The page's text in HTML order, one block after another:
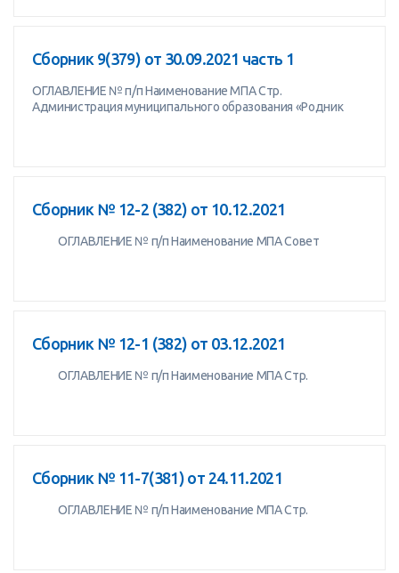
Сборник 9(379) от 30.09.2021 часть 1
ОГЛАВЛЕНИЕ № п/п Наименование МПА Стр.
Администрация муниципального образования «Родник
Сборник № 12-2 (382) от 10.12.2021
ОГЛАВЛЕНИЕ № п/п Наименование МПА Совет
Сборник № 12-1 (382) от 03.12.2021
ОГЛАВЛЕНИЕ № п/п Наименование МПА Стр.
Сборник № 11-7(381) от 24.11.2021
ОГЛАВЛЕНИЕ № п/п Наименование МПА Стр.